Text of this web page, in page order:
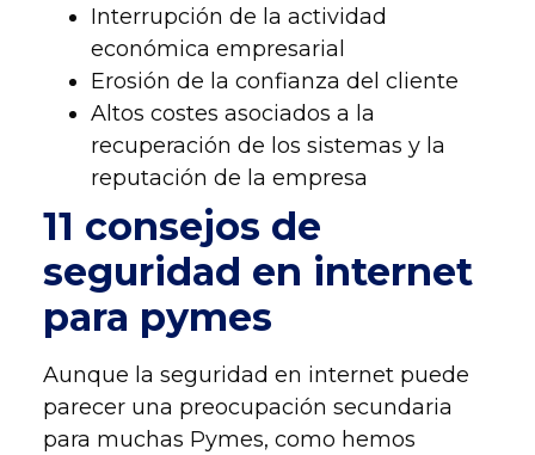
Interrupción de la actividad
económica empresarial
Erosión de la confianza del cliente
Altos costes asociados a la
recuperación de los sistemas y la
reputación de la empresa
11 consejos de
seguridad en internet
para pymes
Aunque la seguridad en internet puede
parecer una preocupación secundaria
para muchas Pymes, como hemos